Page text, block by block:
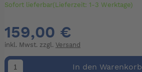
Sofort lieferbar(Lieferzeit: 1-3 Werktage)
159,00 €
inkl. Mwst. zzgl. Versand
In den Warenkorb